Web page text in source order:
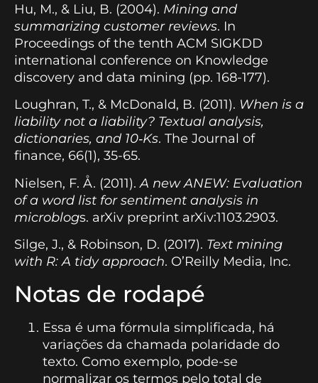
Hu, M., & Liu, B. (2004). Mining and
summarizing customer reviews. In
Proceedings of the tenth ACM SIGKDD
international conference on Knowledge
discovery and data mining (pp. 168-177).
Loughran, T., & McDonald, B. (2011). When is a
liability not a liability? Textual analysis,
dictionaries, and 10‐Ks. The Journal of
finance, 66(1), 35-65.
Nielsen, F. Å. (2011).A new ANEW: Evaluation
of a word list for sentiment analysis in
microblogs. arXiv preprint arXiv:1103.2903.
Silge, J., & Robinson, D. (2017). Text mining
with R: A tidy approach. O’Reilly Media, Inc.
Notas de rodapé
Essa é uma fórmula simplificada, há
variações da chamada polaridade do
texto. Como exemplo, pode-se
normalizar os termos pelo total de